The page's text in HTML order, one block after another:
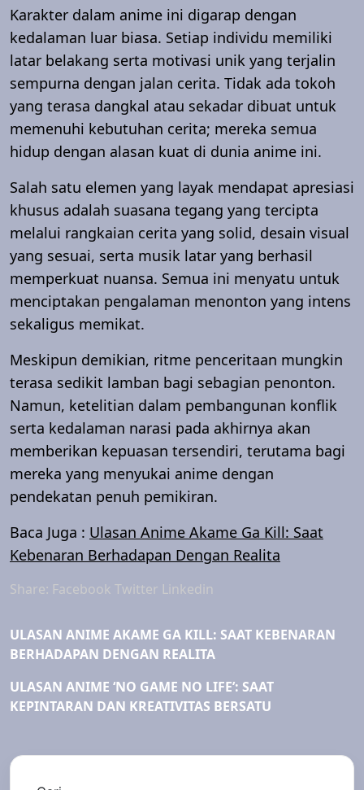
Karakter dalam anime ini digarap dengan
kedalaman luar biasa. Setiap individu memiliki
latar belakang serta motivasi unik yang terjalin
sempurna dengan jalan cerita. Tidak ada tokoh
yang terasa dangkal atau sekadar dibuat untuk
memenuhi kebutuhan cerita; mereka semua
hidup dengan alasan kuat di dunia anime ini.
Salah satu elemen yang layak mendapat apresiasi
khusus adalah suasana tegang yang tercipta
melalui rangkaian cerita yang solid, desain visual
yang sesuai, serta musik latar yang berhasil
memperkuat nuansa. Semua ini menyatu untuk
menciptakan pengalaman menonton yang intens
sekaligus memikat.
Meskipun demikian, ritme penceritaan mungkin
terasa sedikit lamban bagi sebagian penonton.
Namun, ketelitian dalam pembangunan konflik
serta kedalaman narasi pada akhirnya akan
memberikan kepuasan tersendiri, terutama bagi
mereka yang menyukai anime dengan
pendekatan penuh pemikiran.
Baca Juga : Ulasan Anime Akame Ga Kill: Saat
Kebenaran Berhadapan Dengan Realita
Share: Facebook Twitter Linkedin
ULASAN ANIME AKAME GA KILL: SAAT KEBENARAN
BERHADAPAN DENGAN REALITA
ULASAN ANIME ‘NO GAME NO LIFE’: SAAT
KEPINTARAN DAN KREATIVITAS BERSATU